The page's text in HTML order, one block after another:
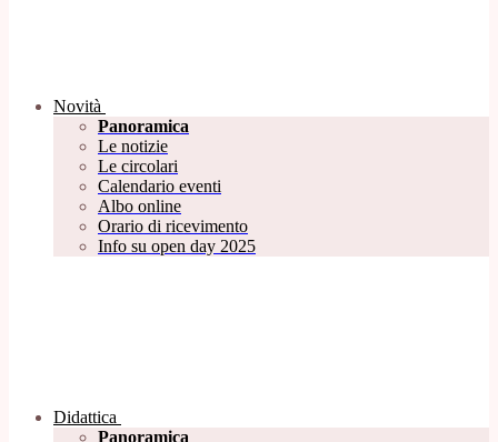
Novità
Panoramica
Le notizie
Le circolari
Calendario eventi
Albo online
Orario di ricevimento
Info su open day 2025
Didattica
Panoramica